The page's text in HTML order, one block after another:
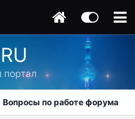
Вопросы по работе форума